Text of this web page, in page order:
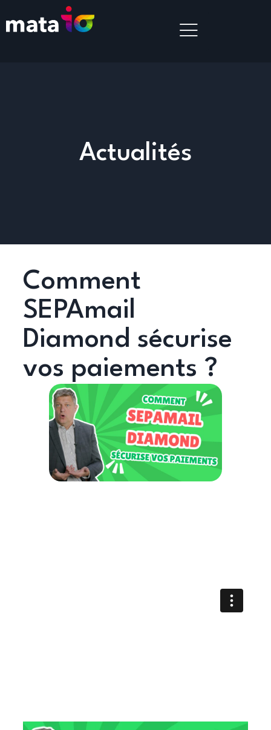
Actualités
Comment
SEPAmail
Diamond sécurise
vos paiements ?